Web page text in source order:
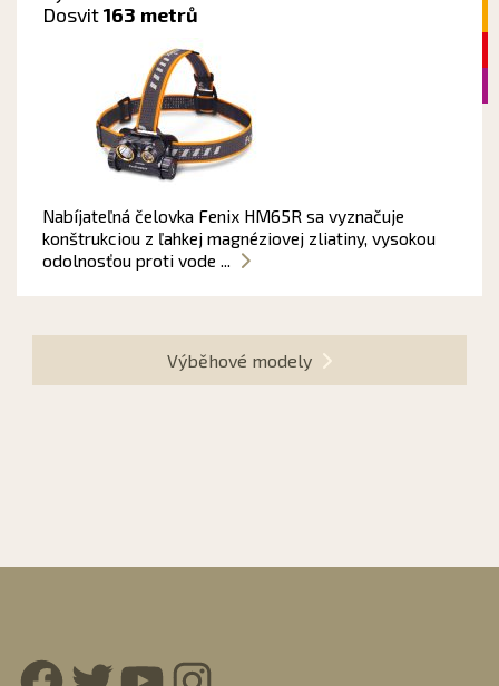
Dosvit163 metrů
Nabíjateľná čelovka Fenix HM65R sa vyznačuje
konštrukciou z ľahkej magnéziovej zliatiny, vysokou
odolnosťou proti vode ...
Výběhové modely
Facebook
Twitter
YouTube